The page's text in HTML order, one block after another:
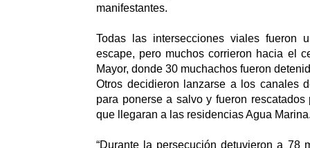
manifestantes.
Todas las intersecciones viales fueron
escape, pero muchos corrieron hacia el
Mayor, donde 30 muchachos fueron
Otros decidieron lanzarse a los canales
para ponerse a salvo y fueron rescatados
que llegaran a las residencias Agua
“Durante la persecución detuvieron a 78